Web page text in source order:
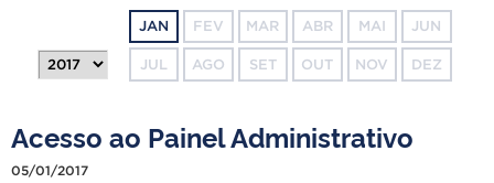
PORTARIAS
JAN FEV MAR ABR MAI JUN
JUL AGO SET OUT NOV DEZ
Acesso ao Painel Administrativo
05/01/2017